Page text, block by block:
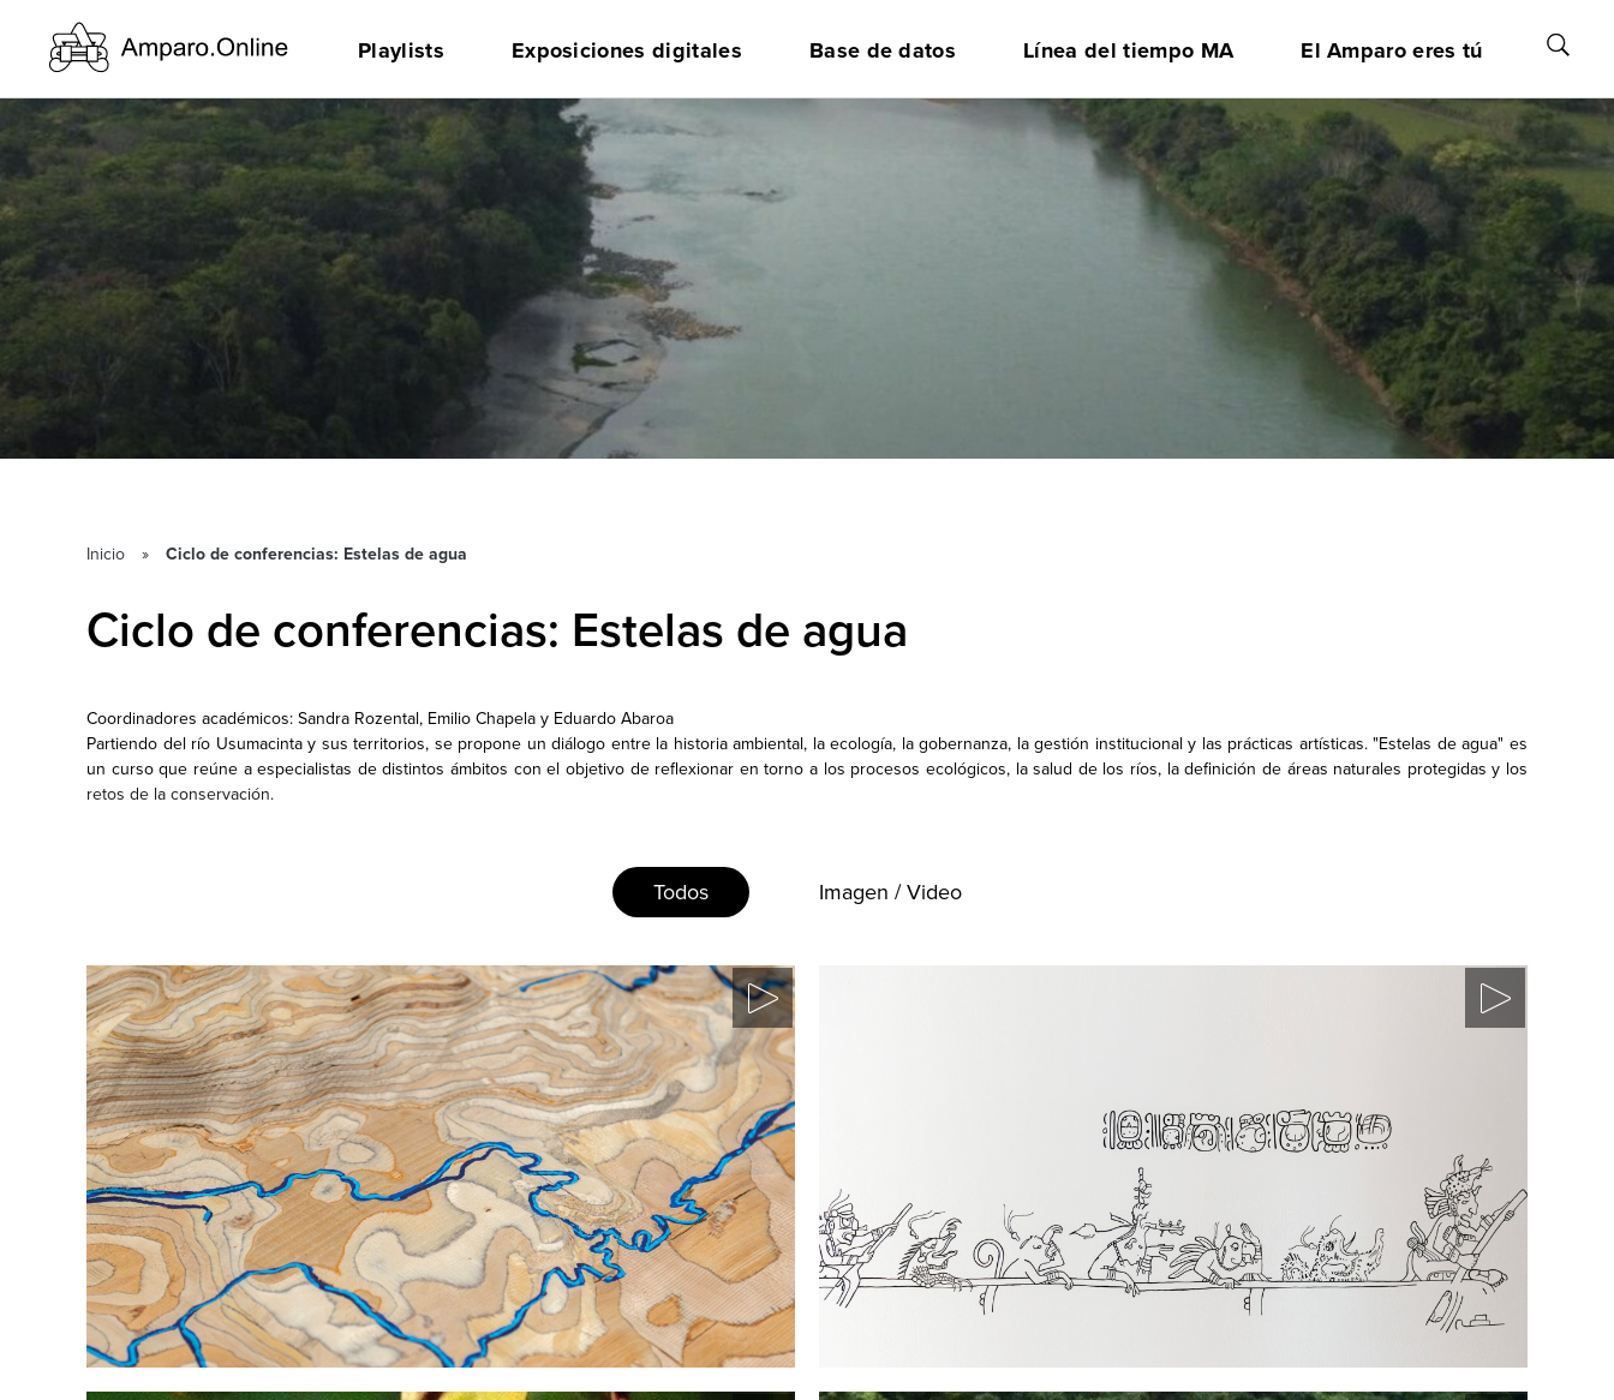
Playlists Exposiciones digitales Base de datos Línea del tiempo MA El Amparo eres tú
Inicio Ciclo de conferencias: Estelas de agua
Ciclo de conferencias: Estelas de agua
Coordinadores académicos: Sandra Rozental, Emilio Chapela y Eduardo Abaroa
Partiendo del río Usumacinta y sus territorios, se propone un diálogo entre la historia ambiental, la ecología, la gobernanza, la gestión institucional y las prácticas artísticas. "Estelas de agua" es
un curso que reúne a especialistas de distintos ámbitos con el objetivo de reflexionar en torno a los procesos ecológicos, la salud de los ríos, la definición de áreas naturales protegidas y los
retos de la conservación.
Todos Imagen / Video
Una frontera líquida, una región vivida: El río
Usumacinta
¿Cómo se dice naturaleza en maya?